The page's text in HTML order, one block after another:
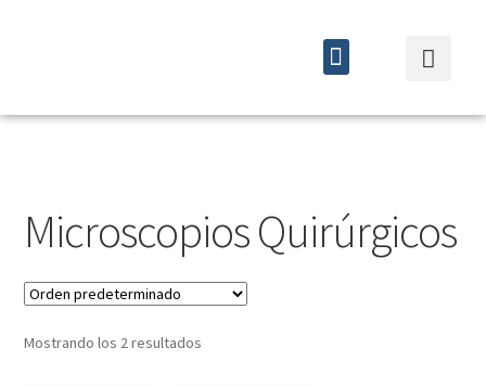
Microscopios Quirúrgicos
Mostrando los 2 resultados